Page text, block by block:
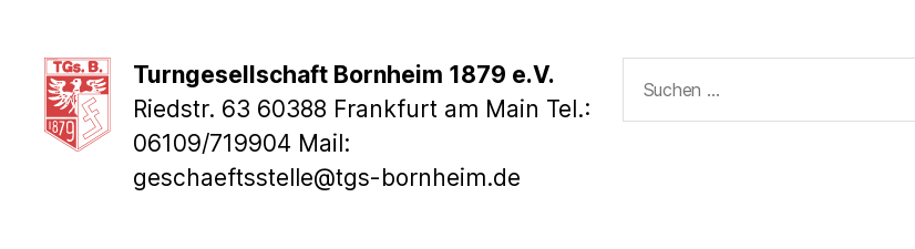
Turngesellschaft Bornheim 1879 e.V.
Riedstr. 63 60388 Frankfurt am Main Tel.:
06109/719904 Mail:
geschaeftsstelle@tgs-bornheim.de
nach: